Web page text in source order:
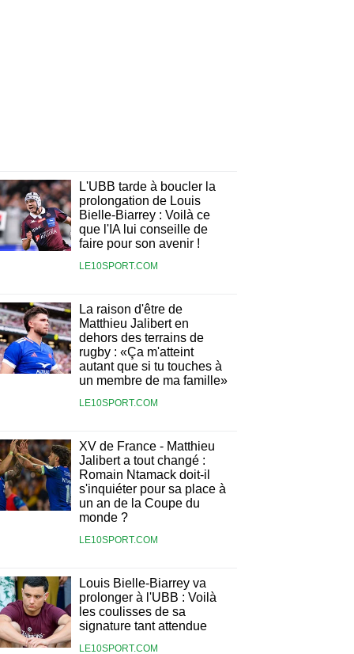
L'UBB tarde à boucler la
prolongation de Louis
Bielle-Biarrey : Voilà ce
que l'IA lui conseille de
faire pour son avenir !
LE10SPORT.COM
La raison d'être de
Matthieu Jalibert en
dehors des terrains de
rugby : «Ça m'atteint
autant que si tu touches à
un membre de ma famille»
LE10SPORT.COM
XV de France - Matthieu
Jalibert a tout changé :
Romain Ntamack doit-il
s'inquiéter pour sa place à
un an de la Coupe du
monde ?
LE10SPORT.COM
Louis Bielle-Biarrey va
prolonger à l'UBB : Voilà
les coulisses de sa
signature tant attendue
LE10SPORT.COM